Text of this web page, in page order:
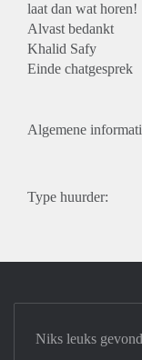
laat dan wat horen!
Alvast bedankt
Khalid Safy
Einde chatgesprek
Algemene
Type huurder:
Niks leuks